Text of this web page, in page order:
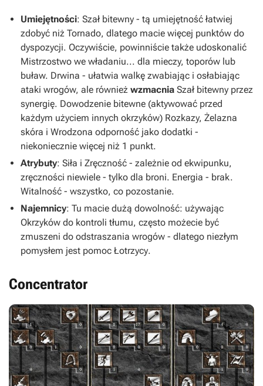
Umiejętności: Szał bitewny - tą umiejętność łatwiej
zdobyć niż Tornado, dlatego macie więcej punktów do
dyspozycji. Oczywiście, powinniście także udoskonalić
Mistrzostwo we władaniu... dla mieczy, toporów lub
buław. Drwina - ułatwia walkę zwabiając i osłabiając
ataki wrogów, ale również wzmacnia Szał bitewny przez
synergię. Dowodzenie bitewne (aktywować przed
każdym użyciem innych okrzyków) Rozkazy, Żelazna
skóra i Wrodzona odporność jako dodatki -
niekoniecznie więcej niż 1 punkt.
Atrybuty: Siła i Zręczność - zależnie od ekwipunku,
zręczności niewiele - tylko dla broni. Energia - brak.
Witalność - wszystko, co pozostanie.
Najemnicy: Tu macie dużą dowolność: używając
Okrzyków do kontroli tłumu, często możecie być
zmuszeni do odstraszania wrogów - dlatego niezłym
pomysłem jest pomoc Łotrzycy.
Concentrator